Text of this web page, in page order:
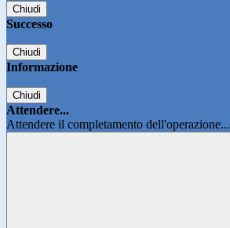
Chiudi
Successo
Chiudi
Informazione
Chiudi
Attendere...
Attendere il completamento dell'operazione...